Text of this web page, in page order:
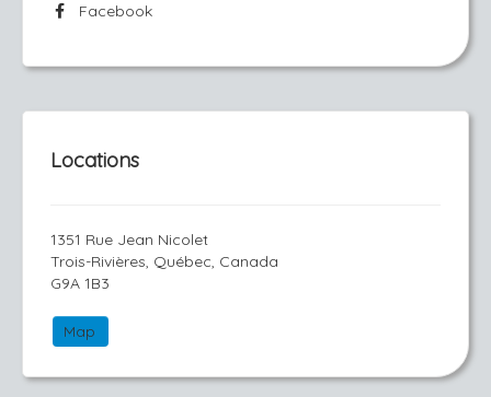
Facebook
Locations
1351 Rue Jean Nicolet
Trois-Rivières, Québec, Canada
G9A 1B3
Map